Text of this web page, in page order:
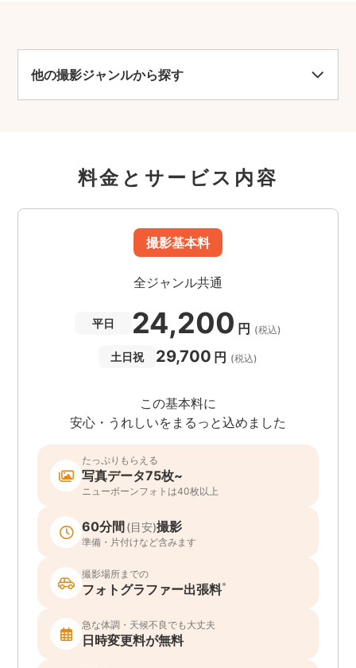
他の撮影ジャンルから探す
料金とサービス内容
撮影基本料
全ジャンル共通
平日 24,200 円 (税込)
土日祝 29,700 円 (税込)
この基本料に
安心・うれしいをまるっと込めました
たっぷりもらえる
写真データ75枚~
ニューボーンフォトは40枚以上
60分間(目安)撮影
準備・片付けなど含みます
撮影場所までの
フォトグラファー出張料*
急な体調・天候不良でも大丈夫
日時変更料が無料